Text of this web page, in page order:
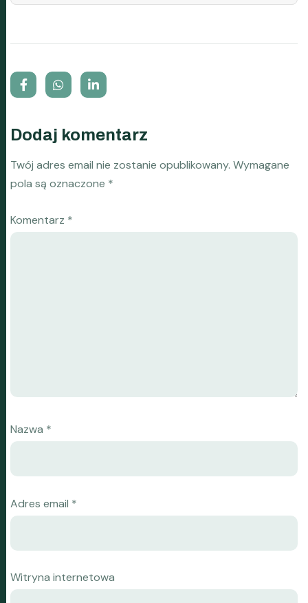
Dodaj komentarz
Twój adres email nie zostanie opublikowany. Wymagane
pola są oznaczone *
Komentarz *
Nazwa *
Adres email *
Witryna internetowa